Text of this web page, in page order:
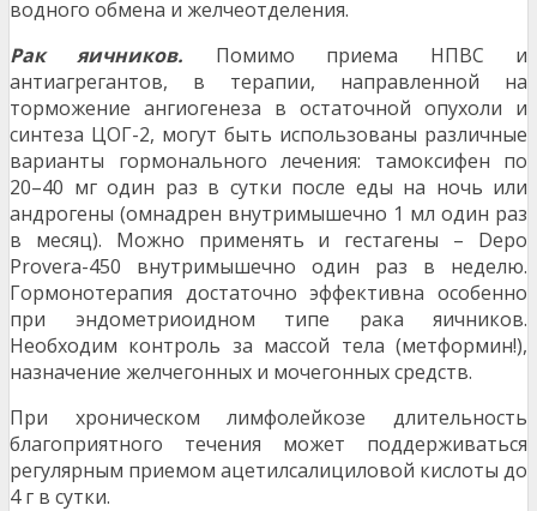
водного обмена и желчеотделения.
Рак яичников. Помимо приема НПВС и
антиагрегантов, в терапии, направленной на
торможение ангиогенеза в остаточной опухоли и
синтеза ЦОГ-2, могут быть использованы различные
варианты гормонального лечения: тамоксифен по
20–40 мг один раз в сутки после еды на ночь или
андрогены (омнадрен внутримышечно 1 мл один раз
в месяц). Можно применять и гестагены – Depo
Provera-450 внутримышечно один раз в неделю.
Гормонотерапия достаточно эффективна особенно
при эндометриоидном типе рака яичников.
Необходим контроль за массой тела (метформин!),
назначение желчегонных и мочегонных средств.
При хроническом лимфолейкозе длительность
благоприятного течения может поддерживаться
регулярным приемом ацетилсалициловой кислоты до
4 г в сутки.